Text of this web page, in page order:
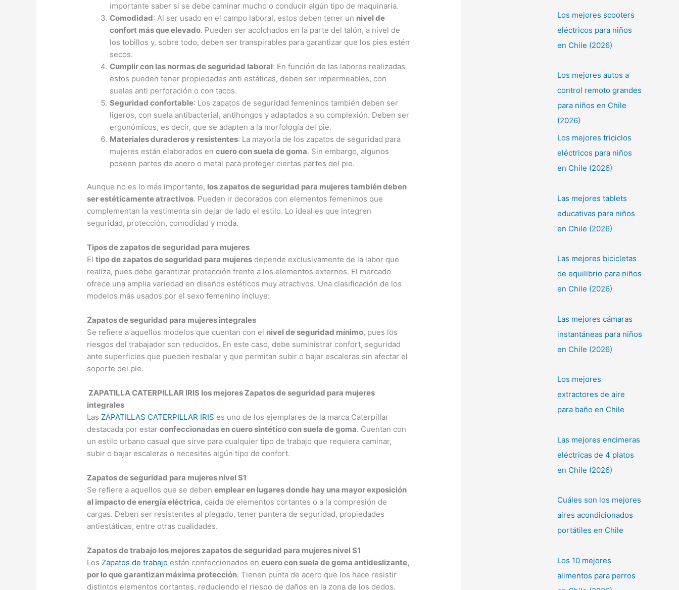
importante saber si se debe caminar mucho o conducir algún tipo de maquinaria.
Comodidad: Al ser usado en el campo laboral, estos deben tener un nivel de
confort más que elevado. Pueden ser acolchados en la parte del talón, a nivel de
los tobillos y, sobre todo, deben ser transpirables para garantizar que los pies estén
secos.
Cumplir con las normas de seguridad laboral: En función de las labores realizadas
estos pueden tener propiedades anti estáticas, deben ser impermeables, con
suelas anti perforación o con tacos.
Seguridad confortable: Los zapatos de seguridad femeninos también deben ser
ligeros, con suela antibacterial, antihongos y adaptados a su complexión. Deben ser
ergonómicos, es decir, que se adapten a la morfología del pie.
Materiales duraderos y resistentes: La mayoría de los zapatos de seguridad para
mujeres están elaborados encuero con suela de goma. Sin embargo, algunos
poseen partes de acero o metal para proteger ciertas partes del pie.
Aunque no es lo más importante, los zapatos de seguridad para mujeres también deben
ser estéticamente atractivos. Pueden ir decorados con elementos femeninos que
complementan la vestimenta sin dejar de lado el estilo. Lo ideal es que integren
seguridad, protección, comodidad y moda.
Tipos de zapatos de seguridad para mujeres
Eltipo de zapatos de seguridad para mujeres depende exclusivamente de la labor que
realiza, pues debe garantizar protección frente a los elementos externos. El mercado
ofrece una amplia variedad en diseños estéticos muy atractivos. Una clasificación de los
modelos más usados por el sexo femenino incluye:
Zapatos de seguridad para mujeres integrales
Se refiere a aquellos modelos que cuentan con el nivel de seguridad mínimo, pues los
riesgos del trabajador son reducidos. En este caso, debe suministrar confort, seguridad
ante superficies que pueden resbalar y que permitan subir o bajar escaleras sin afectar el
soporte del pie.
ZAPATILLA CATERPILLAR IRIS los mejores Zapatos de seguridad para mujeres
integrales
Las ZAPATILLAS CATERPILLAR IRIS es uno de los ejemplares de la marca Caterpillar
destacada por estarconfeccionadas en cuero sintético con suela de goma. Cuentan con
un estilo urbano casual que sirve para cualquier tipo de trabajo que requiera caminar,
subir o bajar escaleras o necesites algún tipo de confort.
Zapatos de seguridad para mujeres nivel S1
Se refiere a aquellos que se debenemplear en lugares donde hay una mayor exposición
al impacto de energía eléctrica, caída de elementos cortantes o a la compresión de
cargas. Deben ser resistentes al plegado, tener puntera de seguridad, propiedades
antiestáticas, entre otras cualidades.
Zapatos de trabajo los mejores zapatos de seguridad para mujeres nivel S1
Los Zapatos de trabajo están confeccionados encuero con suela de goma antideslizante,
por lo que garantizan máxima protección. Tienen punta de acero que los hace resistir
distintos elementos cortantes, reduciendo el riesgo de daños en la zona de los dedos.
Los mejores scooters
eléctricos para niños
en Chile (2026)
Los mejores autos a
control remoto grandes
para niños en Chile
(2026)
Los mejores triciclos
eléctricos para niños
en Chile (2026)
Las mejores tablets
educativas para niños
en Chile (2026)
Las mejores bicicletas
de equilibrio para niños
en Chile (2026)
Las mejores cámaras
instantáneas para niños
en Chile (2026)
Los mejores
extractores de aire
para baño en Chile
Las mejores encimeras
eléctricas de 4 platos
en Chile (2026)
Cuáles son los mejores
aires acondicionados
portátiles en Chile
Los 10 mejores
alimentos para perros